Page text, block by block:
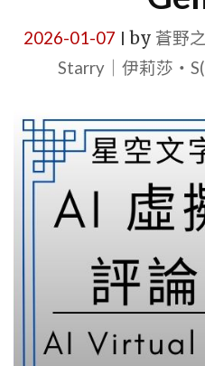
2026-01-07 by 蒼野
Starry｜伊莉莎・